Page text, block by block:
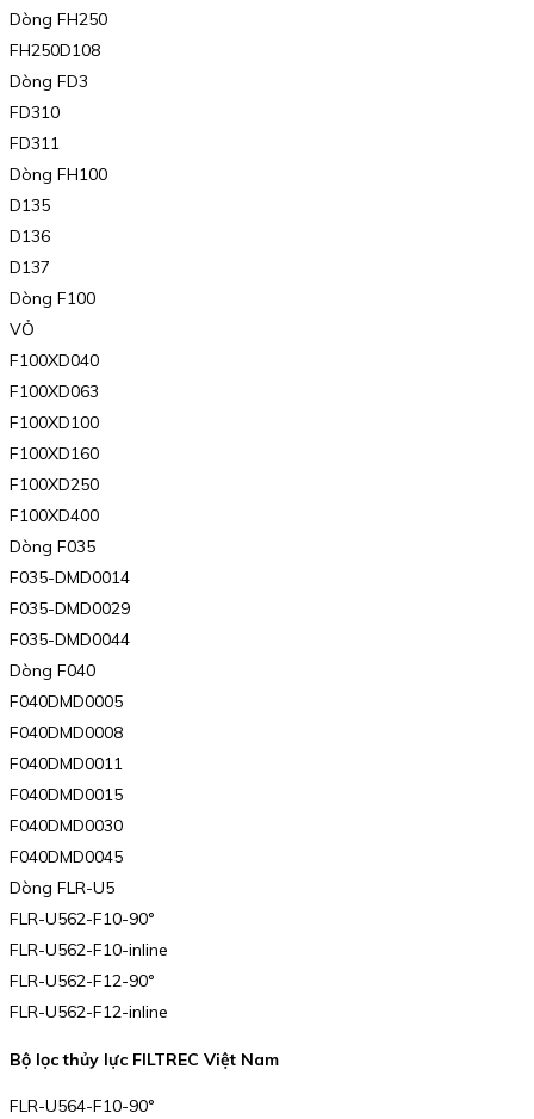
Dòng FH250
FH250D108
Dòng FD3
FD310
FD311
Dòng FH100
D135
D136
D137
Dòng F100
VỎ
F100XD040
F100XD063
F100XD100
F100XD160
F100XD250
F100XD400
Dòng F035
F035-DMD0014
F035-DMD0029
F035-DMD0044
Dòng F040
F040DMD0005
F040DMD0008
F040DMD0011
F040DMD0015
F040DMD0030
F040DMD0045
Dòng FLR-U5
FLR-U562-F10-90°
FLR-U562-F10-inline
FLR-U562-F12-90°
FLR-U562-F12-inline
Bộ lọc thủy lực FILTREC Việt Nam
FLR-U564-F10-90°